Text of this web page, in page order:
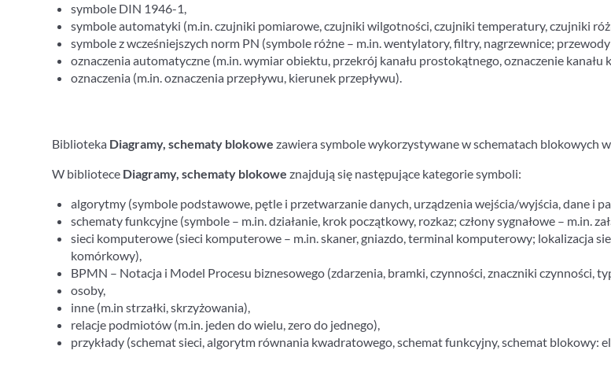
symbole DIN 1946-1,
symbole automatyki (m.in. czujniki pomiarowe, czujniki wilgotności, czujniki temperatury, czujniki
symbole z wcześniejszych norm PN (symbole różne – m.in. wentylatory, filtry, nagrzewnice;
oznaczenia automatyczne (m.in. wymiar obiektu, przekrój kanału prostokątnego, oznaczenie kanału
oznaczenia (m.in. oznaczenia przepływu, kierunek przepływu).
Biblioteka Diagramy, schematy blokowe zawiera symbole wykorzystywane w schematach blokowych
W bibliotece Diagramy, schematy blokowe znajdują się następujące kategorie symboli:
algorytmy (symbole podstawowe, pętle i przetwarzanie danych, urządzenia wejścia/wyjścia, dane i
schematy funkcyjne (symbole – m.in. działanie, krok początkowy, rozkaz; człony sygnałowe – m.in.
sieci komputerowe (sieci komputerowe – m.in. skaner, gniazdo, terminal komputerowy; lokalizacja
komórkowy),
BPMN – Notacja i Model Procesu biznesowego (zdarzenia, bramki, czynności, znaczniki czynności,
osoby,
inne (m.in strzałki, skrzyżowania),
relacje podmiotów (m.in. jeden do wielu, zero do jednego),
przykłady (schemat sieci, algorytm równania kwadratowego, schemat funkcyjny, schemat blokowy: